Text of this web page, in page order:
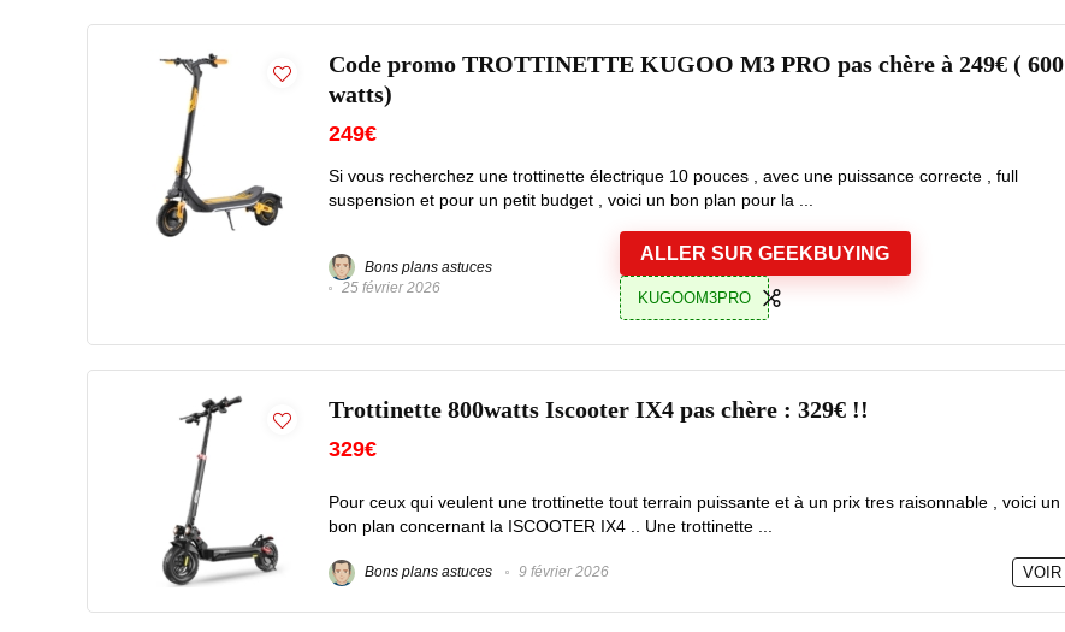
Code promo TROTTINETTE KUGOO M3 PRO pas chère à 249€ ( 600
watts)
249€
Si vous recherchez une trottinette électrique 10 pouces , avec une puissance correcte , full
suspension et pour un petit budget , voici un bon plan pour la ...
Bons plans astuces
25 février 2026
ALLER SUR GEEKBUYING
KUGOOM3PRO
Trottinette 800watts Iscooter IX4 pas chère : 329€ !!
329€
Pour ceux qui veulent une trottinette tout terrain puissante et à un prix tres raisonnable , voici un
bon plan concernant la ISCOOTER IX4 .. Une trottinette ...
Bons plans astuces 9 février 2026 VOIR